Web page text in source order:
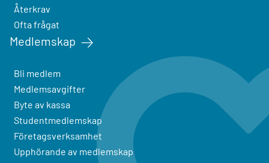
Återkrav
Ofta frågat
Medlemskap
Bli medlem
Medlemsavgifter
Byte av kassa
Studentmedlemskap
Företagsverksamhet
Upphörande av medlemskap